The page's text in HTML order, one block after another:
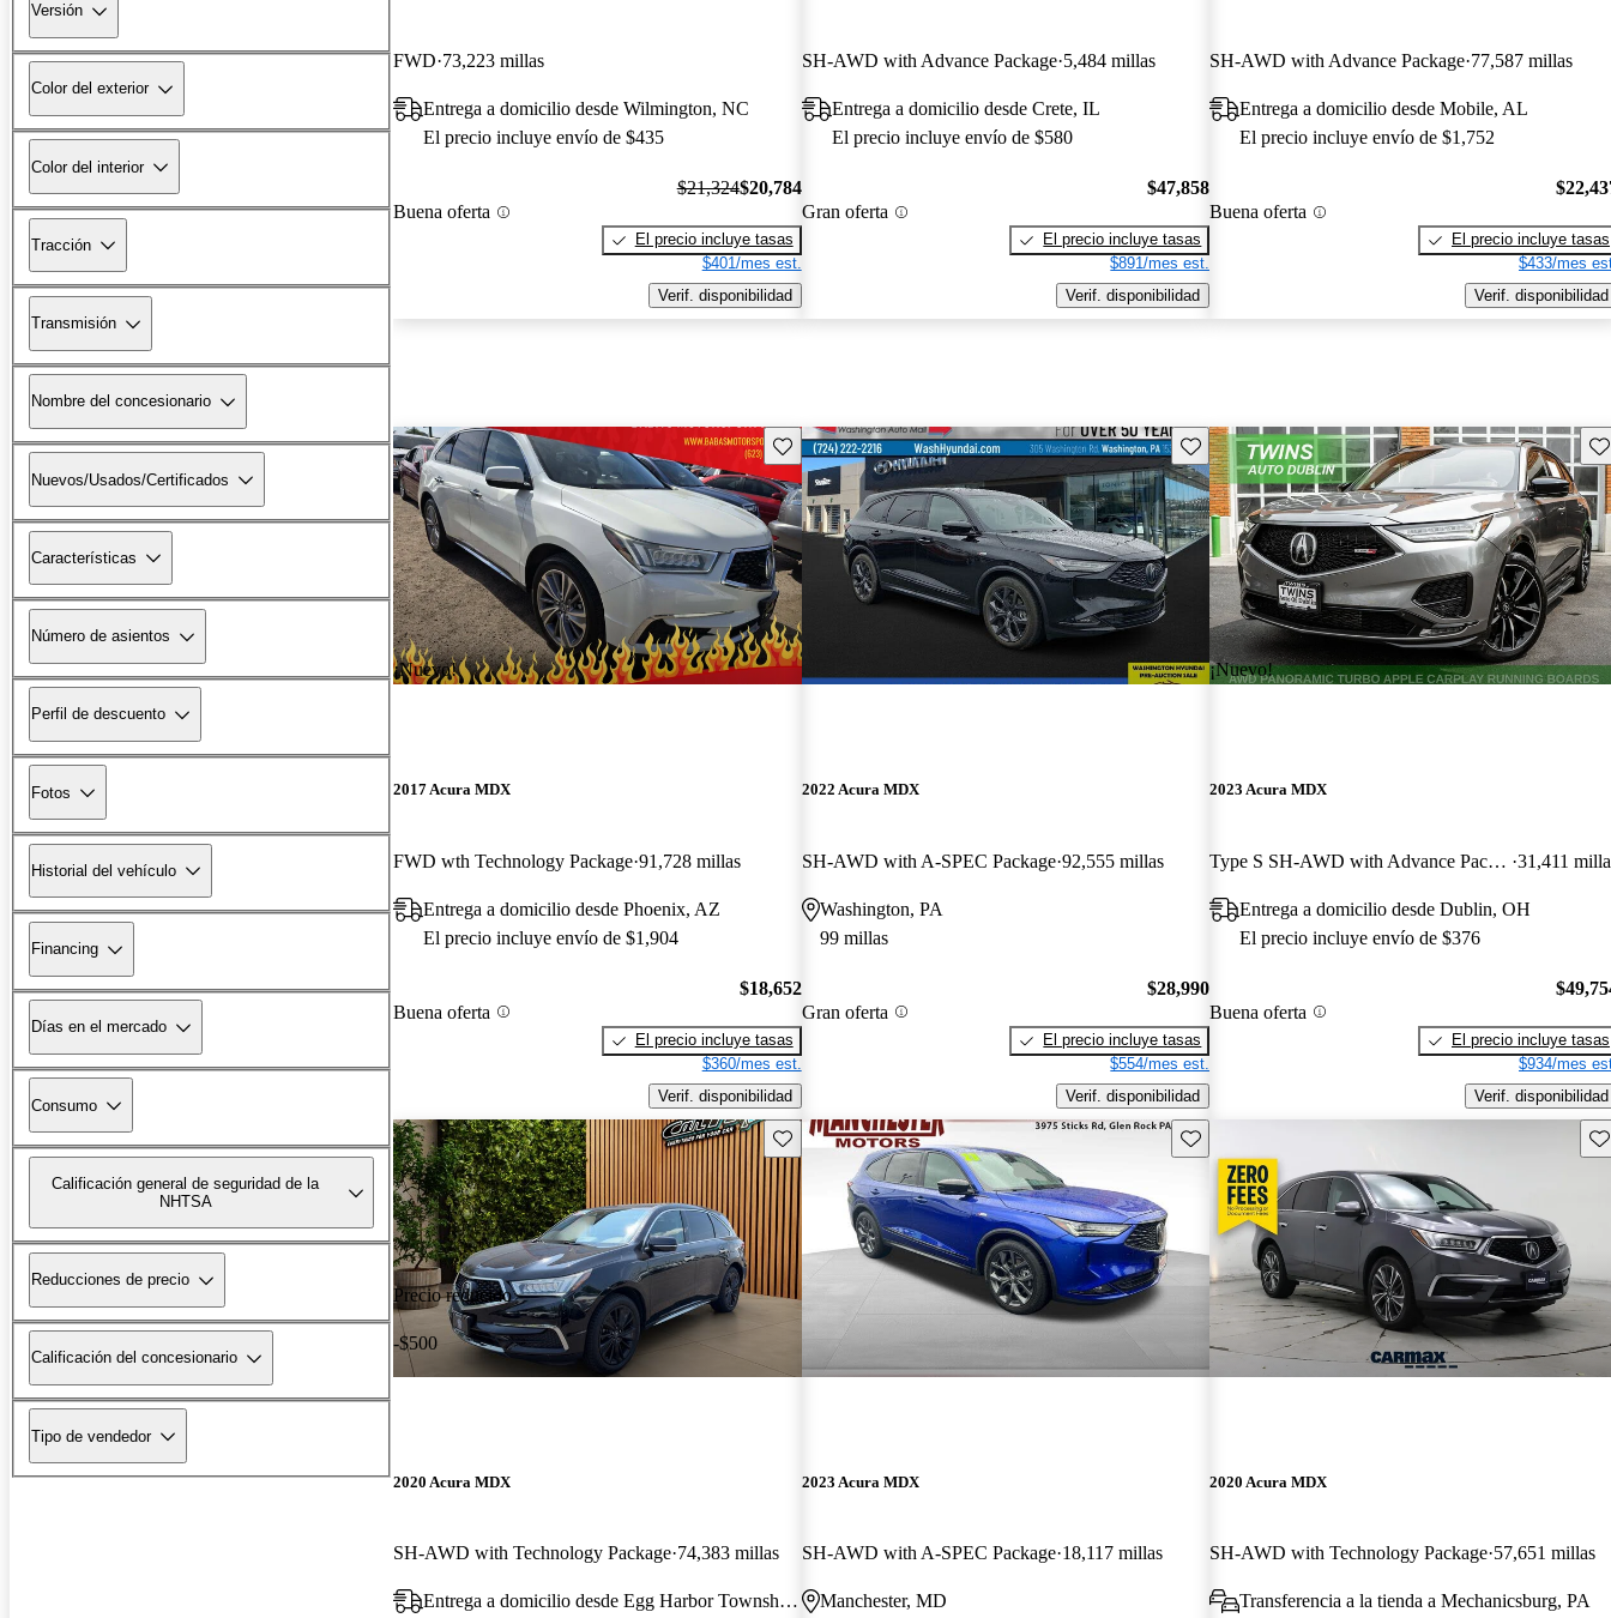
Versión
Color del exterior
Color del interior
Tracción
Transmisión
Nombre del concesionario
Nuevos/Usados/Certificados
Características
Número de asientos
Perfil de descuento
Fotos
Historial del vehículo
Financing
Días en el mercado
Consumo
Calificación general de seguridad de la
NHTSA
Reducciones de precio
Calificación del concesionario
Tipo de vendedor
FWD 73,223 millas
Entrega a domicilio desde Wilmington, NC
El precio incluye envío de $435
Buena oferta
$21,324$20,784
El precio incluye tasas
$401/mes est.
Verif. disponibilidad
SH-AWD with Advance Package 5,484 millas
Entrega a domicilio desde Crete, IL
El precio incluye envío de $580
Gran oferta
$47,858
El precio incluye tasas
$891/mes est.
Verif. disponibilidad
SH-AWD with Advance Package 77,587 millas
Entrega a domicilio desde Mobile, AL
El precio incluye envío de $1,752
Buena oferta
El precio incluye tasas
$433/mes
Verif. disponibilidad
¡Nuevo!
Guarda este Aviso
2017 Acura MDX
FWD wth Technology Package 91,728 millas
Entrega a domicilio desde Phoenix, AZ
El precio incluye envío de $1,904
Buena oferta
$18,652
El precio incluye tasas
$360/mes est.
Verif. disponibilidad
Guarda este Aviso
2022 Acura MDX
SH-AWD with A-SPEC Package 92,555 millas
Washington, PA
99 millas
Gran oferta
$28,990
El precio incluye tasas
$554/mes est.
Verif. disponibilidad
¡Nuevo!
2023 Acura MDX
Type S SH-AWD with Advance Package 31,411
Entrega a domicilio desde Dublin, OH
El precio incluye envío de $376
Buena oferta
El precio incluye tasas
$934/mes
Verif. disponibilidad
Precio reducido
-$500
Guarda este Aviso
2020 Acura MDX
SH-AWD with Technology Package 74,383 millas
Entrega a domicilio desde Egg Harbor Township, NJ
Guarda este Aviso
2023 Acura MDX
SH-AWD with A-SPEC Package 18,117 millas
Manchester, MD
2020 Acura MDX
SH-AWD with Technology Package 57,651 millas
Transferencia a la tienda a Mechanicsburg, PA